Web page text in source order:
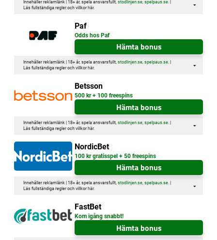
Innehåller reklamlänk | 18+ år, spela ansvarsfullt, stodlinjen.se, spelpaus.se. |
Läs fullständiga regler och villkor här.
Paf
Odds hos Paf
Hämta bonus
Innehåller reklamlänk | 18+ år, spela ansvarsfullt, stodlinjen.se, spelpaus.se. |
Läs fullständiga regler och villkor här.
Betsson
500 kr + 100 freespins
Hämta bonus
Innehåller reklamlänk | 18+ år, spela ansvarsfullt, stodlinjen.se, spelpaus.se. |
Läs fullständiga regler och villkor här.
NordicBet
100 kr gratisspel + 50 freespins
Hämta bonus
Innehåller reklamlänk | 18+ år, spela ansvarsfullt, stodlinjen.se, spelpaus.se. |
Läs fullständiga regler och villkor här.
FastBet
Kom igång snabbt!
Hämta bonus